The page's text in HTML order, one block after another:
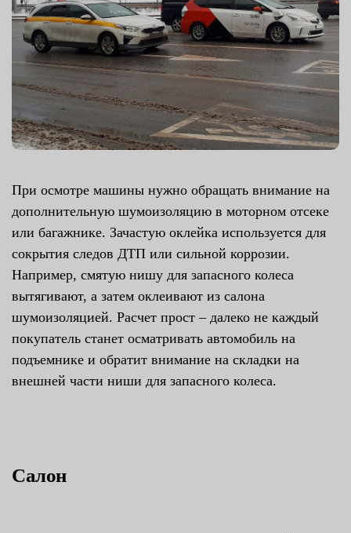
При осмотре машины нужно обращать внимание на
дополнительную шумоизоляцию в моторном отсеке
или багажнике. Зачастую оклейка используется для
сокрытия следов ДТП или сильной коррозии.
Например, смятую нишу для запасного колеса
вытягивают, а затем оклеивают из салона
шумоизоляцией. Расчет прост – далеко не каждый
покупатель станет осматривать автомобиль на
подъемнике и обратит внимание на складки на
внешней части ниши для запасного колеса.
Салон